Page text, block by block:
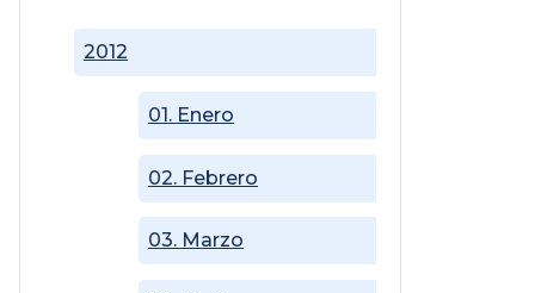
2012
01. Enero
02. Febrero
03. Marzo